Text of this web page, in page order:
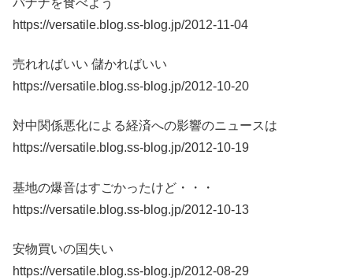
https://versatile.blog.ss-blog.jp/2012-11-04
売れればいい 儲かればいい
https://versatile.blog.ss-blog.jp/2012-10-20
対中関係悪化による経済への影響のニュースは
https://versatile.blog.ss-blog.jp/2012-10-19
基地の爆音はすごかったけど・・・
https://versatile.blog.ss-blog.jp/2012-10-13
安物買いの国失い
https://versatile.blog.ss-blog.jp/2012-08-29